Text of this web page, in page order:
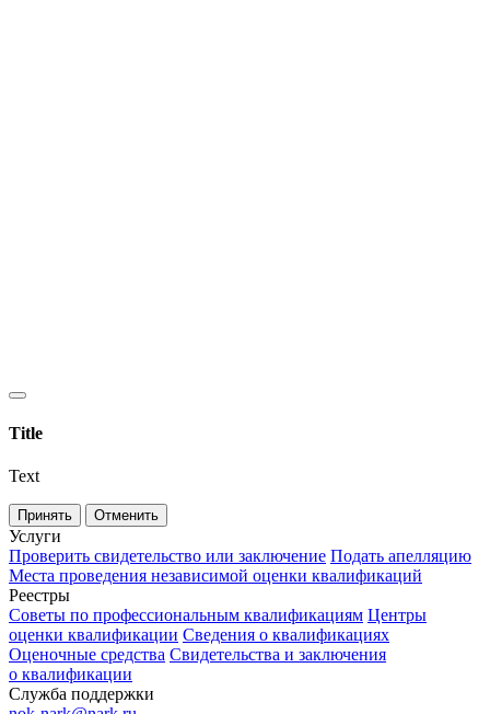
Title
Text
Принять Отменить
Услуги
Проверить свидетельство или заключение Подать апелляцию
Места проведения независимой оценки квалификаций
Реестры
Советы по профессиональным квалификациям Центры
оценки квалификации Сведения о квалификациях
Оценочные средства Свидетельства и заключения
о квалификации
Служба поддержки